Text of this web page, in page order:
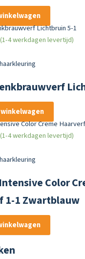
4 werkdagen levertijd)
winkelwagen
4 werkdagen levertijd)
Color
1-1 Zwartblauw